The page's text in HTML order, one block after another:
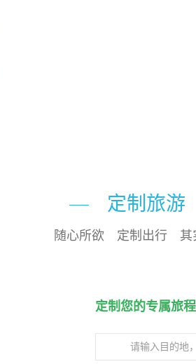
定制旅游
随心所欲 定制出行 其
定制您的专属旅程